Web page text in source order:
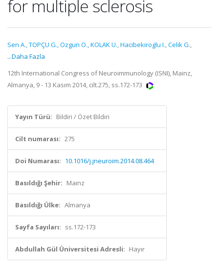
for multiple sclerosis
Sen A.,TOPÇU G.,Ozgun O.,KOLAK U.,Hacibekiroglu I.,Celik G.,
...Daha Fazla
12th International Congress of Neuroimmunology (ISNI), Mainz,
Almanya, 9 - 13 Kasım 2014, cilt.275, ss.172-173
Yayın Türü: Bildiri / Özet Bildiri
Cilt numarası: 275
Doi Numarası: 10.1016/j.jneuroim.2014.08.464
Basıldığı Şehir: Mainz
Basıldığı Ülke: Almanya
Sayfa Sayıları: ss.172-173
Abdullah Gül Üniversitesi Adresli: Hayır